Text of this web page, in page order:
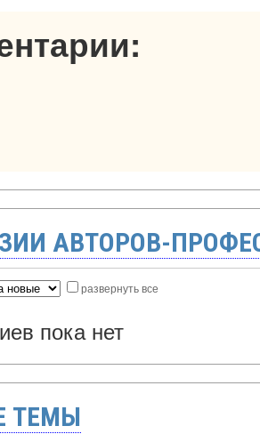
АВТОРОВ-
развернуть все
пока нет
ТЕМЫ